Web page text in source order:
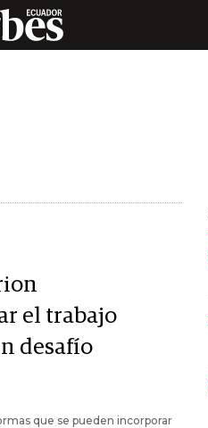
el trabajo
desafío
que se pueden incorporar